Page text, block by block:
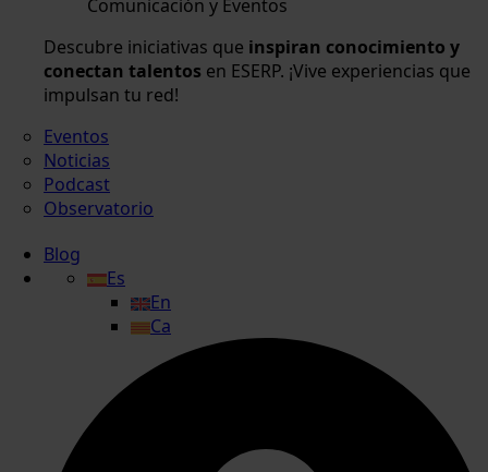
Comunicación y Eventos
Descubre iniciativas que inspiran conocimiento y
conectan talentos en ESERP. ¡Vive experiencias que
impulsan tu red!
Eventos
Noticias
Podcast
Observatorio
Blog
Es
En
Ca